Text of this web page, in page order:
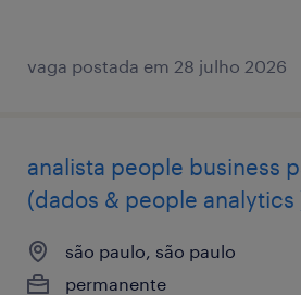
vaga postada em 28 julho 2026
analista people business
(dados & people analytics
são paulo, são paulo
permanente